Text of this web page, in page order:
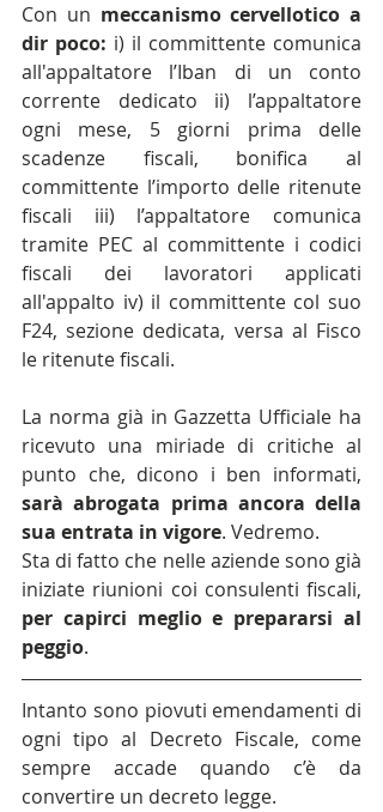
Con un meccanismo cervellotico a
dir poco: i) il committente comunica
all'appaltatore l’Iban di un conto
corrente dedicato ii) l’appaltatore
ogni mese, 5 giorni prima delle
scadenze fiscali, bonifica al
committente l’importo delle ritenute
fiscali iii) l’appaltatore comunica
tramite PEC al committente i codici
fiscali dei lavoratori applicati
all'appalto iv) il committente col suo
F24, sezione dedicata, versa al Fisco
le ritenute fiscali.
La norma già in Gazzetta Ufficiale ha
ricevuto una miriade di critiche al
sarà abrogata prima ancora della
sua entrata in vigore. Vedremo.
Sta di fatto che nelle aziende sono già
per capirci meglio e prepararsi al
peggio.
Intanto sono piovuti emendamenti di
ogni tipo al Decreto Fiscale, come
sempre accade quando c’è da
convertire un decreto legge.